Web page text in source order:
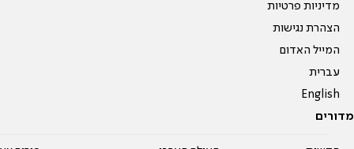
מדיניות פרטיות
הצהרת נגישות
המייל האדום
עברית
English
מדורים